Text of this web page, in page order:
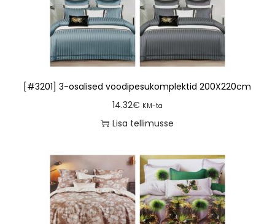
[#3201] 3-osalised voodipesukomplektid 200X220cm
14.32€ KM-ta
Lisa tellimusse